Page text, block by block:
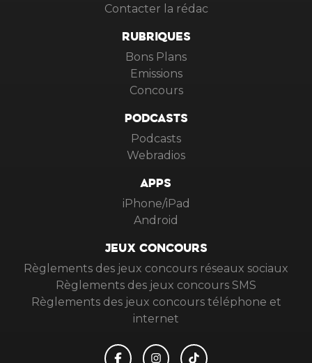
Contacter la rédac
RUBRIQUES
Bons Plans
Emissions
Concours
PODCASTS
Podcasts
Webradios
APPS
iPhone/iPad
Android
JEUX CONCOURS
Règlements des jeux concours réseaux sociaux
Règlements des jeux concours SMS
Règlements des jeux concours téléphone et
internet